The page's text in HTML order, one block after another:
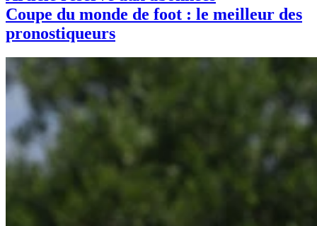
Coupe du monde de foot : le meilleur des
pronostiqueurs